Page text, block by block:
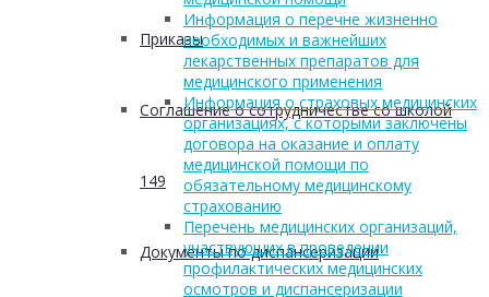
Приказы
Соглашение о сотрудничестве со школой
149
Документы по диспансеризации
Информация о перечне жизненно
необходимых и важнейших
лекарственных препаратов для
медицинского применения
Информация о страховых медицинских
организациях, с которыми заключены
договора на оказание и оплату
медицинской помощи по
обязательному медицинскому
страхованию
Перечень медицинских организаций,
участвующих в проведении
профилактических медицинских
осмотров и диспансеризации